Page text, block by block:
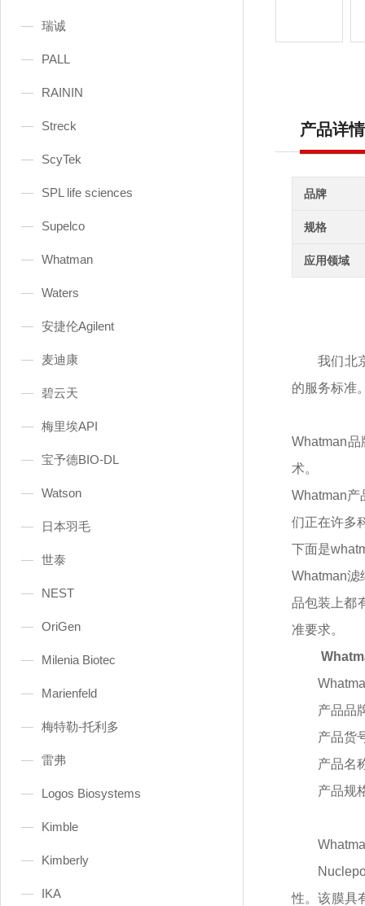
瑞诚
PALL
RAININ
Streck
ScyTek
SPL life sciences
Supelco
Whatman
Waters
安捷伦Agilent
麦迪康
碧云天
梅里埃API
宝予德BIO-DL
Watson
日本羽毛
世泰
NEST
OriGen
Milenia Biotec
Marienfeld
梅特勒-托利多
雷弗
Logos Biosystems
Kimble
Kimberly
IKA
产品详情
品牌
规格
应用领域
我们北
的服务标准
Whatman
术。
Whatman产
们正在许多
下面是
Whatman滤
品包装上都
准要求。
产品品
产品货
产品名
产品规
性。该膜具